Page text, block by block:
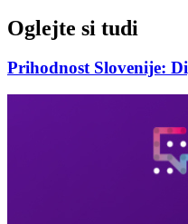
Oglejte si tudi
Prihodnost Slovenije: